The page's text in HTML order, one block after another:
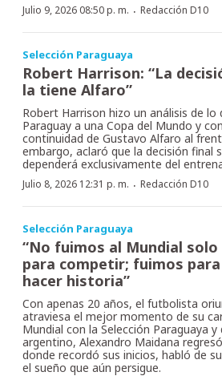
Julio 9, 2026 08:50 p. m. · Redacción D10
Selección Paraguaya
Robert Harrison: “La
la tiene Alfaro”
Robert Harrison hizo un análisis de lo
Paraguay a una Copa del Mundo y
continuidad de Gustavo Alfaro al
embargo, aclaró que la decisión final
dependerá exclusivamente del
Julio 8, 2026 12:31 p. m. · Redacción D10
Selección Paraguaya
“No fuimos al Mundial solo
para competir; fuimos para
hacer historia”
Con apenas 20 años, el futbolista
atraviesa el mejor momento de su
Mundial con la Selección Paraguaya
argentino, Alexandro Maidana
donde recordó sus inicios, habló de
el sueño que aún persigue.